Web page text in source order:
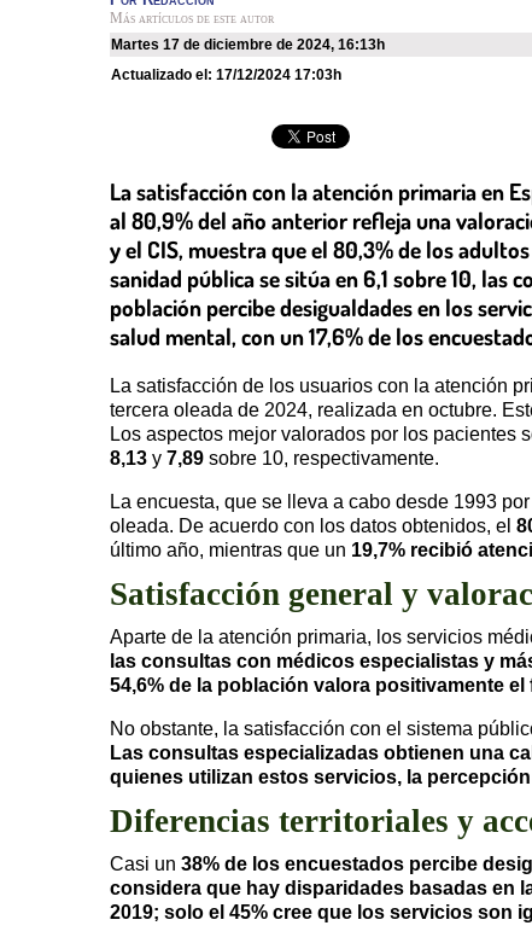
Más artículos de este autor
martes 17 de diciembre de 2024, 16:13h
Actualizado el: 17/12/2024 17:03h
La satisfacción con la atención primaria en
al 80,9% del año anterior refleja una
y el CIS, muestra que el 80,3% de los
sanidad pública se sitúa en 6,1 sobre 10, las
población percibe desigualdades en los
salud mental, con un 17,6% de los
La satisfacción de los usuarios con la atención
tercera oleada de 2024, realizada en octubre.
Los aspectos mejor valorados por los pacientes
8,13 y 7,89 sobre 10, respectivamente.
La encuesta, que se lleva a cabo desde 1993
oleada. De acuerdo con los datos obtenidos, el
último año, mientras que un 19,7% recibió
Satisfacción general y
Aparte de la atención primaria, los servicios
las consultas con médicos especialistas y
54,6% de la población valora positivamente
No obstante, la satisfacción con el sistema
Las consultas especializadas obtienen una
quienes utilizan estos servicios, la
Diferencias territoriales y
Casi un 38% de los encuestados percibe
considera que hay disparidades basadas en
2019; solo el 45% cree que los servicios son